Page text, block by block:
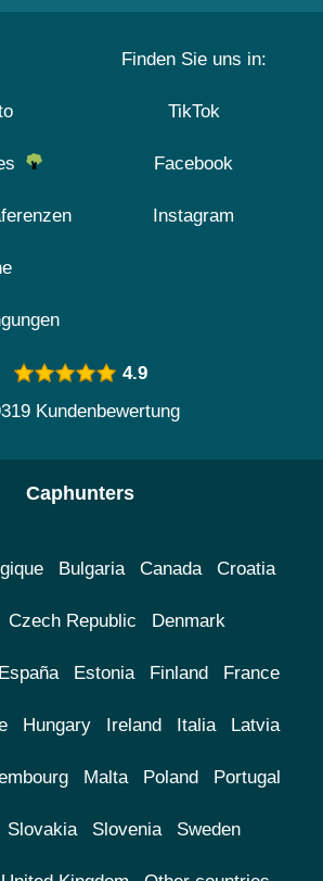
Finden Sie uns in:
TikTok
Facebook
Instagram
4.9
Kundenbewertung
Caphunters
Bulgaria Canada Croatia
Czech Republic Denmark
España Estonia Finland France
Hungary Ireland Italia Latvia
Malta Poland Portugal
Slovakia Slovenia Sweden